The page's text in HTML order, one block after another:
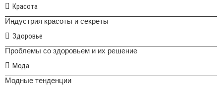
Красота
Индустрия красоты и секреты
Здоровье
Проблемы со здоровьем и их решение
Мода
Модные тенденции